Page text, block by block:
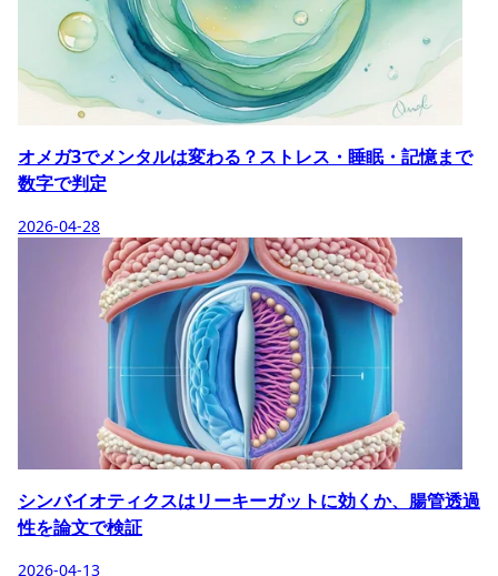
オメガ3でメンタルは変わる？ストレス・睡眠・記憶まで
数字で判定
2026-04-28
シンバイオティクスはリーキーガットに効くか、腸管透過
性を論文で検証
2026-04-13